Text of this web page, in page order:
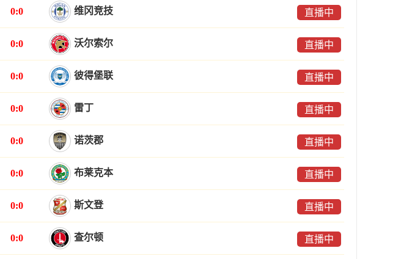
0:0 维冈竞技 直播中
0:0 沃尔索尔 直播中
0:0 彼得堡联 直播中
0:0 雷丁 直播中
0:0 诺茨郡 直播中
0:0 布莱克本 直播中
0:0 斯文登 直播中
0:0 查尔顿 直播中